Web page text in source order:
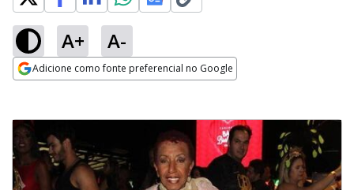
A+ A-
Adicione como fonte preferencial no Google